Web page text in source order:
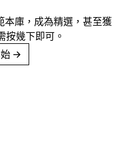
庫，成為精選，甚至獲
按幾下即可。
→